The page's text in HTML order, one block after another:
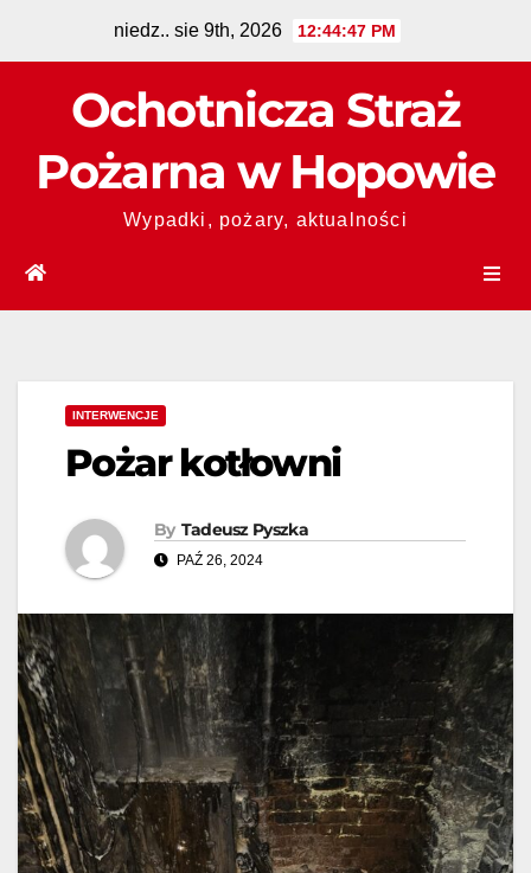
niedz.. sie 9th, 2026 12:44:48 PM
Ochotnicza Straż
Pożarna w Hopowie
Wypadki, pożary, aktualności
INTERWENCJE
Pożar kotłowni
By Tadeusz Pyszka
PAŹ 26, 2024